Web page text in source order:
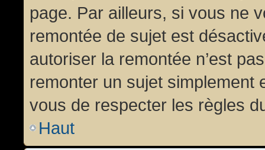
page. Par ailleurs, si vous ne
remontée de sujet est
autoriser la remontée n’est
remonter un sujet simplement
vous de respecter les règles
Haut